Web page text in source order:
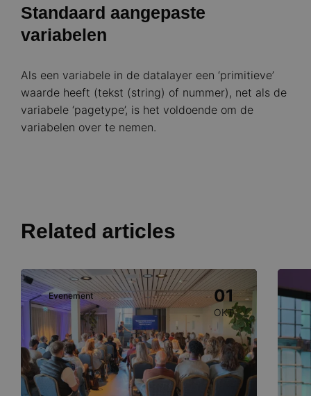
Standaard aangepaste
variabelen
Als een variabele in de datalayer een ‘primitieve’
waarde heeft (tekst (string) of nummer), net als de
variabele ‘pagetype’, is het voldoende om de
variabelen over te nemen.
Related articles
Evenement 01
OKT
Image